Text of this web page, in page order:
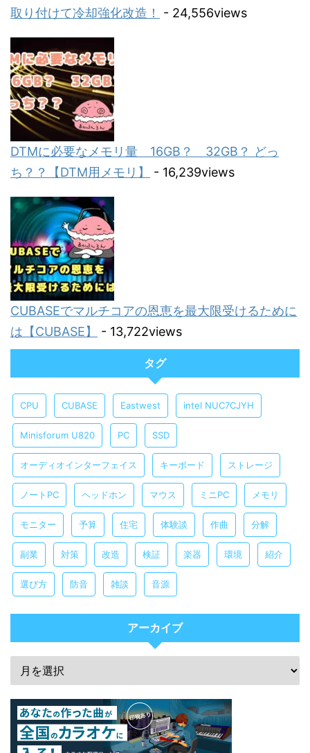
取り付けて冷却強化改造！
- 24,556views
DTMに必要なメモリ量 16GB？ 32GB？ どっ
ち？？【DTM用メモリ】
- 16,239views
CUBASEでマルチコアの恩恵を最大限受けるために
は【CUBASE】
- 13,722views
タグ
CPU CUBASE Eastwest intel NUC7CJYH
Minisforum U820 PC SSD
オーディオインターフェイス キーボード ストレージ
ノートPC ヘッドホン マウス ミニPC メモリ
モニター 予算 住宅 体験談 作曲 分解
副業 対策 改造 検証 楽器 環境 紹介
選び方 防音 雑談 音源
アーカイブ